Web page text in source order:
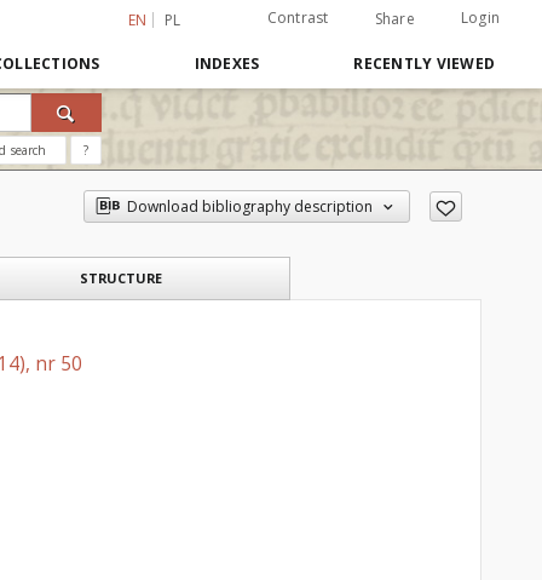
EN PL Contrast Share Login
INDEXES RECENTLY VIEWED
search ?
Download bibliography description
STRUCTURE
nr 50